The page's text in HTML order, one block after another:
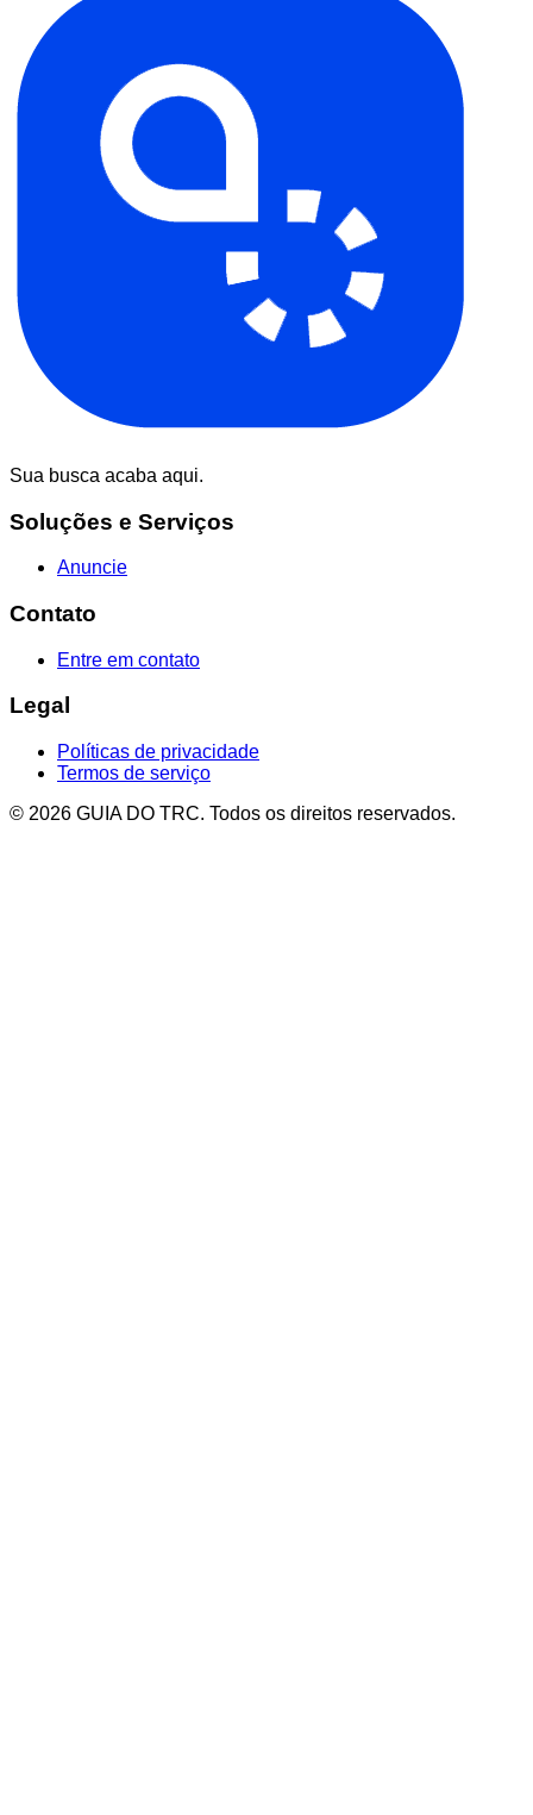
Sua busca acaba aqui.
Soluções e Serviços
Anuncie
Contato
Entre em contato
Legal
Políticas de privacidade
Termos de serviço
© 2026 GUIA DO TRC. Todos os direitos reservados.